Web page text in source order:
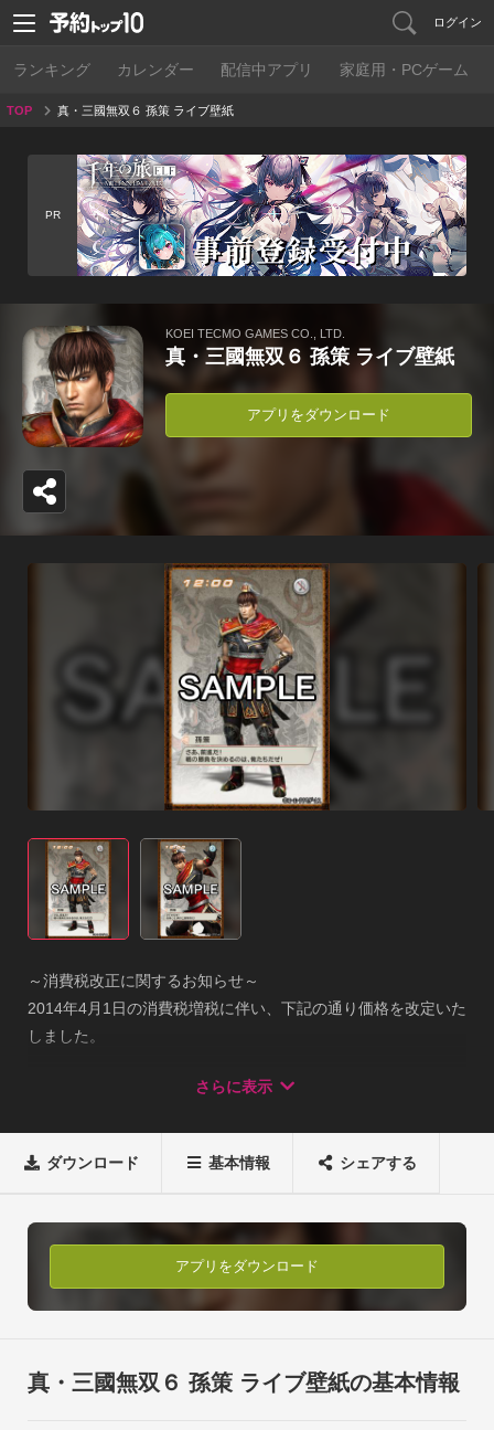
ログイン
ランキング カレンダー 配信中アプリ 家庭用・PCゲーム
TOP 真・三國無双６ 孫策 ライブ壁紙
PR
KOEI TECMO GAMES CO., LTD.
真・三國無双６ 孫策 ライブ壁紙
アプリをダウンロード
～消費税改正に関するお知らせ～
2014年4月1日の消費税増税に伴い、下記の通り価格を改定いた
しました。
『真・三國無双６ 孫策 ライブ壁紙』は、PS3版『真・三國無双
高画質な画像を壁紙に設定できるほか、キャラクターのセリフ
す。■主な機能
◯壁紙設定：キャラクターの画像（全6種類）を壁紙として設
定できます。
◯セリフの表示：キャラクターのセリフ（全266パターン）を
す。
※キャラクターのセリフにボイスはついておりません。
さらに表示
ダウンロード 基本情報 シェアする
アプリをダウンロード
真・三國無双６ 孫策 ライブ壁紙の基本情報